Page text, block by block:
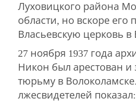
Луховицкого района
области, но вскоре его
Власьевскую церковь в
27 ноября 1937 года
Никон был арестован и
тюрьму в
лжесвидетелей